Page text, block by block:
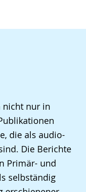
nicht nur in
die als audio-
Die Berichte
Primär- und
selbständig